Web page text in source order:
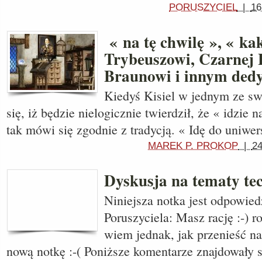
PORUSZYCIEL|
« na tę chwilę », «
Trybeuszowi, Czarnej
Braunowi i innym
Kiedyś Kisiel w jednym ze
się, iż będzie nielogicznie twierdził, że « idzie
tak mówi się zgodnie z tradycją. « Idę do
MAREK P. PROKOP |
Dyskusja na tematy
Niniejsza notka jest
Poruszyciela: Masz rację :-)
wiem jednak, jak przenieść
nową notkę :-( Poniższe komentarze